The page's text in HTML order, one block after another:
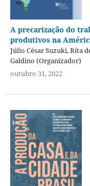
A precarização do
produtivos na
Júlio César Suzuki, Rita
Galdino (Organizador)
outubro 31, 2022